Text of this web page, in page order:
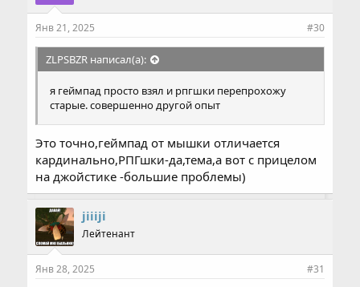
Янв 21, 2025 #30
ZLPSBZR написал(а):
я геймпад просто взял и рпгшки перепрохожу
старые. совершенно другой опыт
Это точно,геймпад от мышки отличается
кардинально,РПГшки-да,тема,а вот с прицелом
на джойстике -большие проблемы)
jiiiji
Лейтенант
Янв 28, 2025 #31